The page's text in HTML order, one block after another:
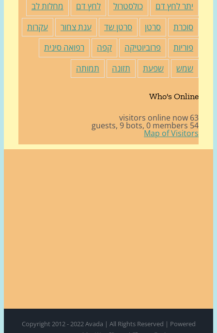
לחץ דם
כולסטרול לחץ דם
מחלות לב
סרטן סרטן שד ענת צחור
עקרות
פרוביוטיקה קפה
רפואה סינית
שפעת תזונה תמותה
Who's
9 bots, 0 members
Map of
Copyright 2012 - 2022 Avada | All Rights Reserved |